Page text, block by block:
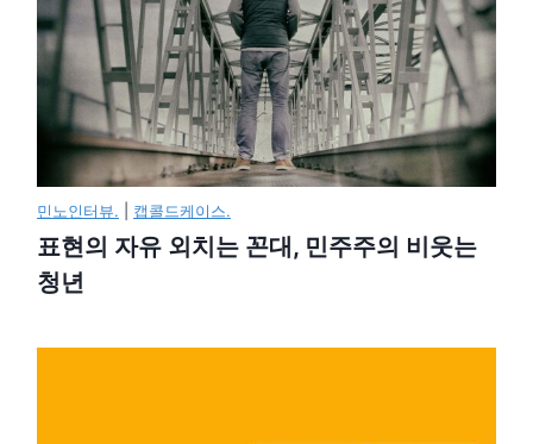
민노인터뷰. 캡콜드케이스.
표현의 자유 외치는 꼰대, 민주주의 비웃는
청년